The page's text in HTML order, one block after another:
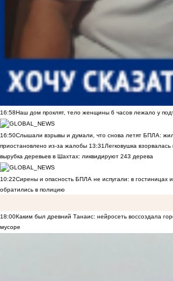
16:58Наш дом проклят, тело женщины 6 часов лежало у
16:50Слышали взрывы и думали, что снова летят БПЛА:
приостановлено из-за жалобы 13:31Легковушка
вырубка деревьев в Шахтах: ликвидируют 243 дерева
10:22Сирены и опасность БПЛА не испугали: в
обратились в полицию
18:00Каким был древний Танаис: нейросеть воссоздала
мусоре